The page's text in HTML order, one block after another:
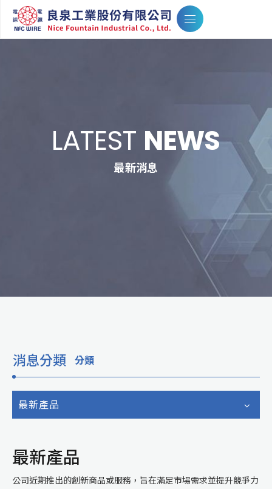
LATEST NEWS
最新消息
消息分類 分類
最新產品
最新產品
公司近期推出的創新商品或服務，旨在滿足市場需求並提升競爭力